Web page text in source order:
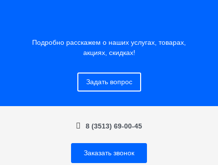
Подробно расскажем о наших услугах, товарах,
акциях, скидках!
Задать вопрос
8 (3513) 69-00-45
Заказать звонок